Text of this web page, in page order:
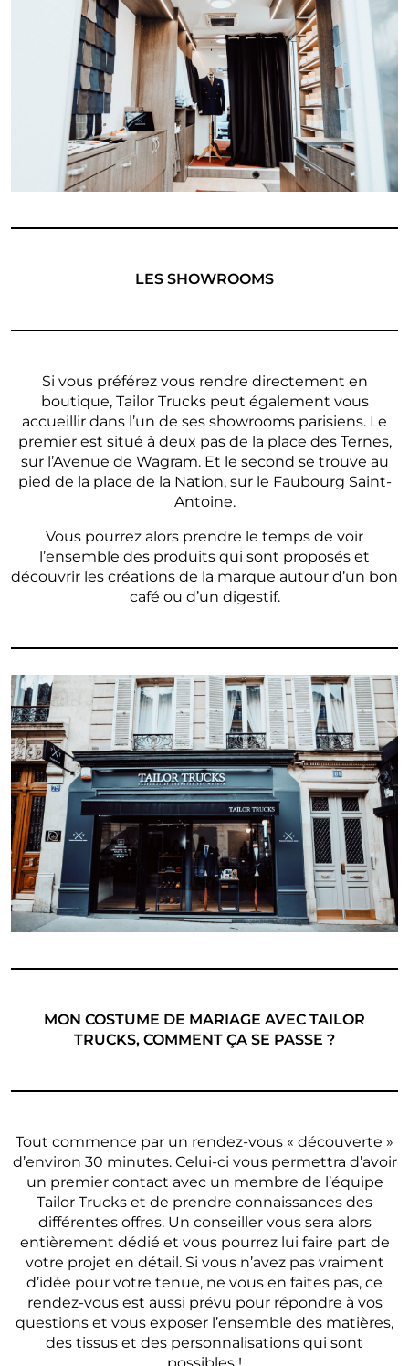
LES SHOWROOMS
Si vous préférez vous rendre directement en
boutique, Tailor Trucks peut également vous
accueillir dans l’un de ses showrooms parisiens. Le
premier est situé à deux pas de la place des Ternes,
sur l’Avenue de Wagram. Et le second se trouve au
pied de la place de la Nation, sur le Faubourg Saint-
Antoine.
Vous pourrez alors prendre le temps de voir
l’ensemble des produits qui sont proposés et
découvrir les créations de la marque autour d’un bon
café ou d’un digestif.
MON COSTUME DE MARIAGE AVEC TAILOR
TRUCKS, COMMENT ÇA SE PASSE ?
Tout commence par un rendez-vous « découverte »
d’environ 30 minutes. Celui-ci vous permettra d’avoir
un premier contact avec un membre de l’équipe
Tailor Trucks et de prendre connaissances des
différentes offres. Un conseiller vous sera alors
entièrement dédié et vous pourrez lui faire part de
votre projet en détail. Si vous n’avez pas vraiment
d’idée pour votre tenue, ne vous en faites pas, ce
rendez-vous est aussi prévu pour répondre à vos
questions et vous exposer l’ensemble des matières,
des tissus et des personnalisations qui sont